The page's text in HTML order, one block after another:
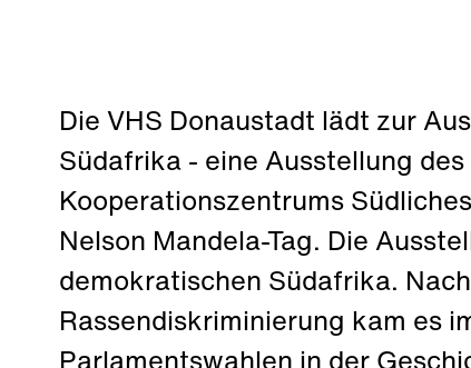
Die VHS Donaustadt lädt zur
Südafrika - eine Ausstellung
Kooperationszentrums
Nelson Mandela-Tag. Die
demokratischen Südafrika.
Rassendiskriminierung kam es